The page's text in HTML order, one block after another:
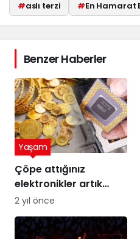
#aslı terzi #En Hamarat
Benzer Haberler
Çöpe attığınız
elektronikler artık
altına dönüşebilir!
Üstelik peynir altı
suyuyla
Yaşam
2 yıl önce